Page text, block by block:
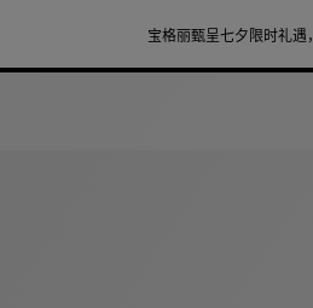
宝格丽甄呈七夕限时礼遇，